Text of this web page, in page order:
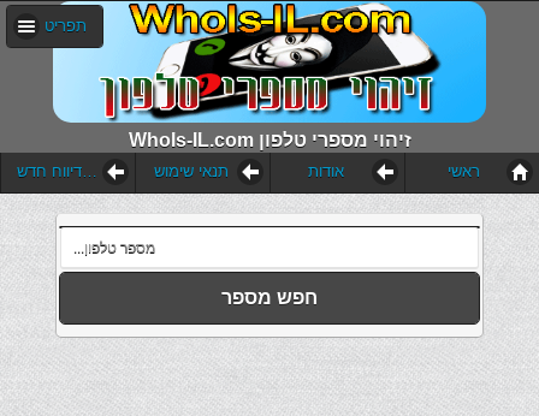
WhoIs-IL.com זיהוי מספרי טלפון
תפריט
הוסף דיווח חדש תנאי שימוש אודות ראשי
חפש מספר